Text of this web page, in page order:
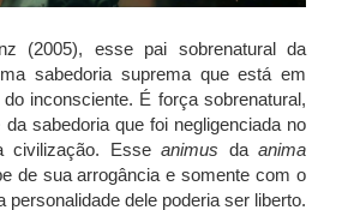
(2005), esse pai sobrenatural da
sabedoria suprema que está em
inconsciente. É força sobrenatural,
sabedoria que foi negligenciada no
civilização. Esseanimus da anima
de sua arrogância e somente com o
personalidade dele poderia ser liberto.